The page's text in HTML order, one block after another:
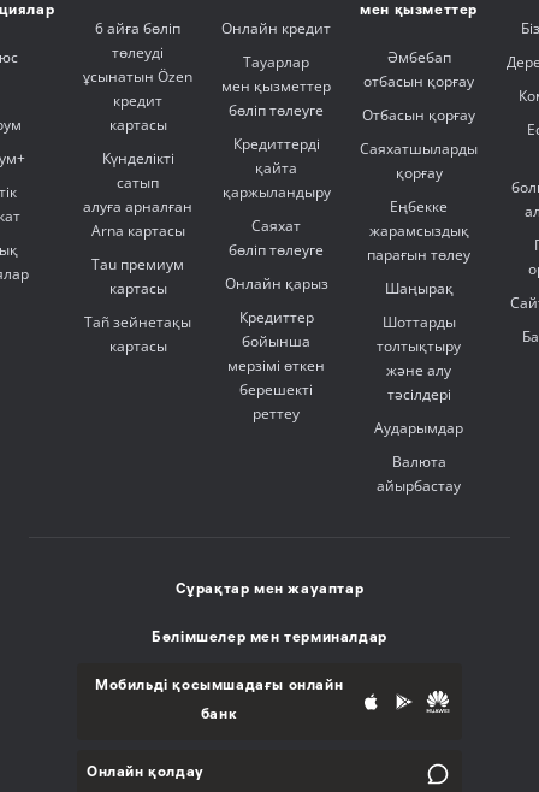
6 айға бөліп
төлеуді
ұсынатын Özen
кредит
картасы
Күнделікті
сатып
алуға арналған
Arna картасы
Tau премиум
картасы
Tañ зейнетақы
картасы
Онлайн кредит
Тауарлар
мен қызметтер
бөліп төлеуге
Кредиттерді
қайта
қаржыландыру
Саяхат
бөліп төлеуге
Онлайн қарыз
Кредиттер
бойынша
мерзімі өткен
берешекті
реттеу
мен қызметтер
Әмбебап
отбасын қорғау
Отбасын қорғау
Саяхатшыларды
қорғау
Еңбекке
жарамсыздық
парағын төлеу
Шаңырақ
Шоттарды
толтықтыру
және алу
тәсілдері
Аударымдар
Валюта
айырбастау
Сұрақтар мен жауаптар
Бөлімшелер мен терминалдар
Мобильді қосымшадағы онлайн
банк
Онлайн қолдау